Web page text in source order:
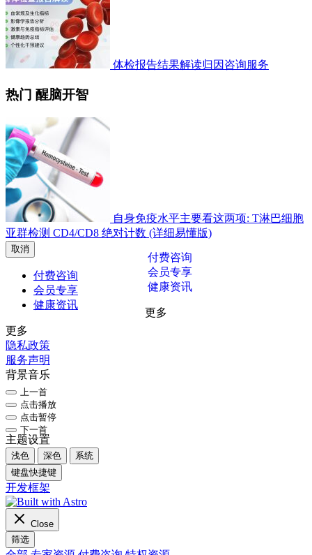
体检报告结果解读归因咨询服务
热门 醒脑开智
自身免疫水平主要看这两项: T淋巴细胞
亚群检测 CD4/CD8 绝对计数 (详细易懂版)
取消
付费咨询
付费咨询
会员专享
会员专享
健康资讯
健康资讯
更多
更多
隐私政策
服务声明
背景音乐
上一首
点击播放
点击暂停
下一首
主题设置
浅色 深色
系统
键盘快捷键
开发框架
Close
筛选